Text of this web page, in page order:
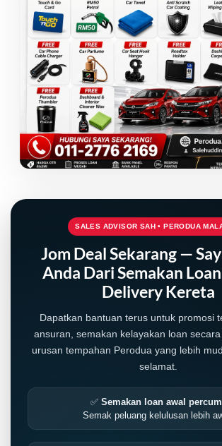
SALES ADVISOR SAH • PERODUA
Jom Deal Sekarang —
Anda Dari Semakan
Delivery Kereta
Dapatkan bantuan terus untuk promosi
ansuran, semakan kelayakan loan
urusan tempahan Perodua yang lebih
selamat.
✅ Semakan loan awal
Semak peluang kelulusan lebih